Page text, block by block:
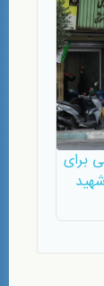
برای